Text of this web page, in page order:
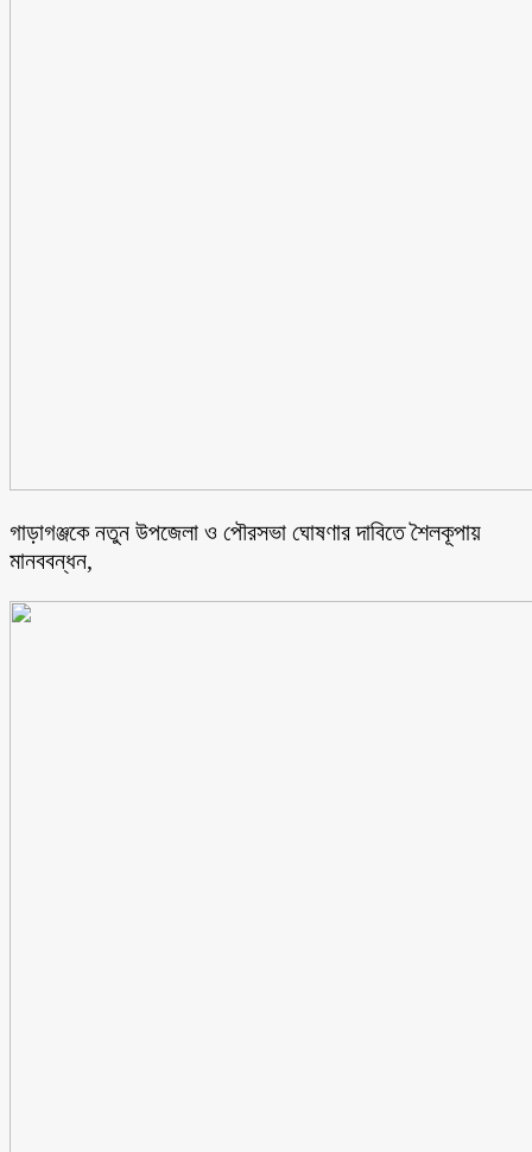
গাড়াগঞ্জকে নতুন উপজেলা ও পৌরসভা ঘোষণার দাবিতে শৈলকূপায়
মানববন্ধন,